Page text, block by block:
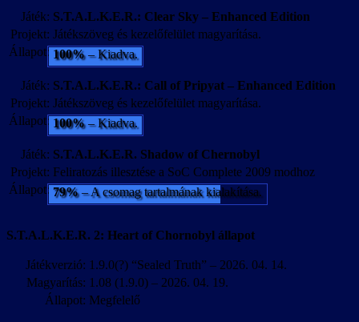
Játék: S.T.A.L.K.E.R.: Clear Sky – Enhanced Edition
Projekt: Játékszöveg és kezelőfelület magyarítása.
Állapot: 100%– Kiadva.
Játék: S.T.A.L.K.E.R.: Call of Pripyat – Enhanced Edition
Projekt: Játékszöveg és kezelőfelület magyarítása.
Állapot: 100%– Kiadva.
Játék: S.T.A.L.K.E.R. Shadow of Chernobyl
Projekt: Feliratozás illesztése a SoC Complete 2009 modhoz
Állapot: 79%– A csomag tartalmának kialakítása.
S.T.A.L.K.E.R. 2: Heart of Chornobyl állapot
Játékverzió: 1.9.0(?) “Sealed Truth” – 2026. 04. 14.
Magyarítás: 1.08 (1.9.0) – 2026. 04. 19.
Állapot: Megfelelő